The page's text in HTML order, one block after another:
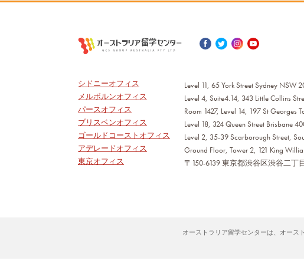
シドニーオフィス
Level 11, 65 York Street Sydney NSW
メルボルンオフィス
Level 4, Suite4.14, 343 Little Collins
パースオフィス
Room 1427, Level 14, 197 St Georges
ブリスベンオフィス
Level 18, 324 Queen Street Brisbane
ゴールドコーストオフィス
Level 2, 35-39 Scarborough Street,
アデレードオフィス
Ground Floor, Tower 2, 121 King
東京オフィス
〒150-6139 東京都渋谷区渋谷二丁
オーストラリア留学センターは、オース